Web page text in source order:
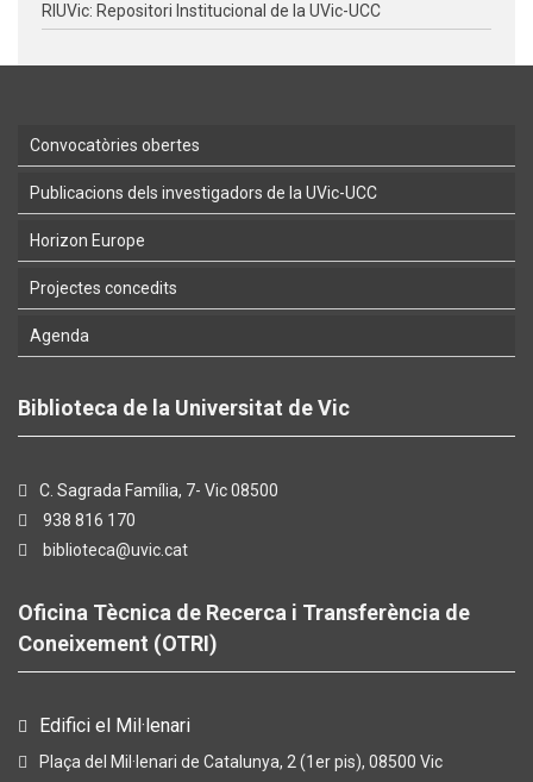
RIUVic: Repositori Institucional de la UVic-UCC
Convocatòries obertes
Publicacions dels investigadors de la UVic-UCC
Horizon Europe
Projectes concedits
Agenda
Biblioteca de la Universitat de Vic
C. Sagrada Família, 7- Vic 08500
938 816 170
biblioteca@uvic.cat
Oficina Tècnica de Recerca i Transferència de
Coneixement (OTRI)
Edifici el Mil·lenari
Plaça del Mil·lenari de Catalunya, 2 (1er pis), 08500 Vic